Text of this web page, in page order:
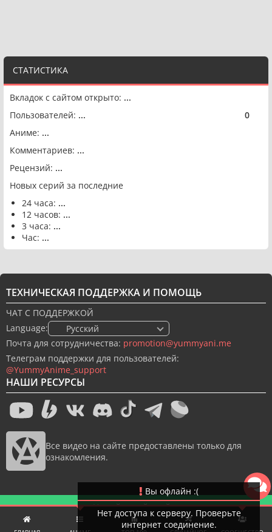
СТАТИСТИКА
Вкладок с сайтом открыто: ...
Пользователей: ... 0
Аниме: ...
Комментариев: ...
Рецензий: ...
Новых серий за последние
24 часа: ...
12 часов: ...
3 часа: ...
Час: ...
НАШИ РЕСУРСЫ
Все видео на сайте предоставлены только для
ознакомления.
ТЕХНИЧЕСКАЯ ПОДДЕРЖКА И ПОМОЩЬ
ЧАТ С ПОДДЕРЖКОЙ
Language:
🇷🇺 Русский
Почта для сотрудничества: promotion@yummyani.me
Телеграм поддержки для пользователей:
@YummyAnime_support
Новый дизайн сайта
Вы офлайн :(
Нет доступа к серверу. Проверьте
интернет соединение.